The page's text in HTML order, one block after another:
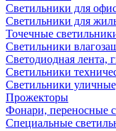
Светильники для
Светильники для
Точечные
Светильники
Светодиодная лента,
Светильники
Светильники
Прожекторы
Фонари, переносные
Специальные